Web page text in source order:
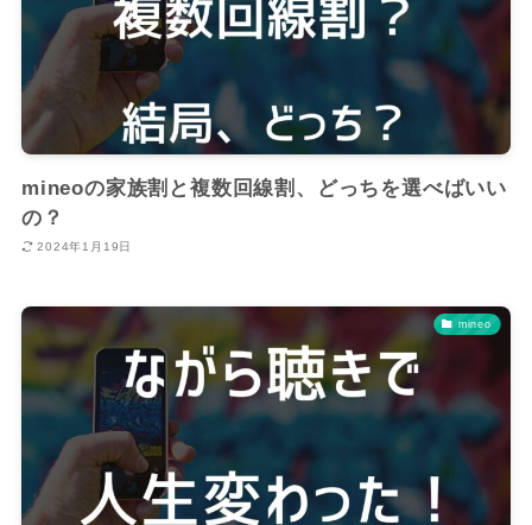
mineoの家族割と複数回線割、どっちを選べばいい
の？
2024年1月19日
mineo